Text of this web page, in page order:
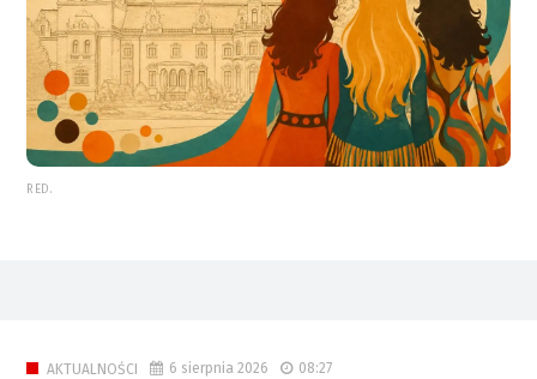
RED.
AKTUALNOŚCI 6 sierpnia 2026 08:27